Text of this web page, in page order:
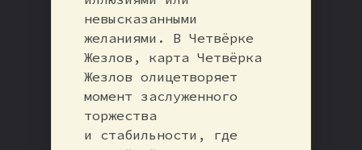
невысказанными
желаниями. В Четвёрке
Жезлов, карта Четвёрка
Жезлов олицетворяет
момент заслуженного
торжества
и стабильности, где